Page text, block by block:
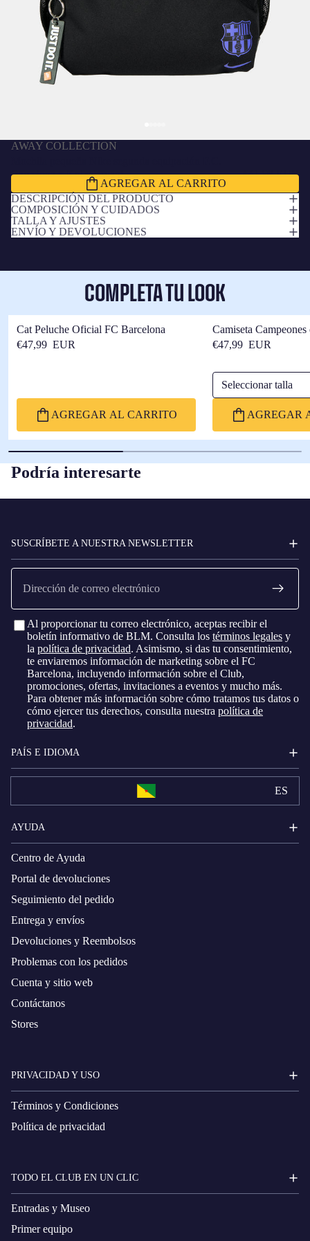
AWAY COLLECTION
Barcelona x Kobe Bryant
€41,99 EUR
AGREGAR AL CARRITO
DESCRIPCIÓN DEL PRODUCTO
COMPOSICIÓN Y CUIDADOS
TALLA Y AJUSTES
ENVÍO Y DEVOLUCIONES
COMPLETA TU LOOK
Cat Peluche Oficial FC Barcelona
€47,99 EUR
AGREGAR AL CARRITO
Camiseta
Barça
€47,99 EUR
Seleccionar talla
AGREGAR
Podría interesarte
SUSCRÍBETE A NUESTRA NEWSLETTER
Correo
electrónico
Al proporcionar tu correo electrónico, aceptas recibir el
boletín informativo de BLM. Consulta los términos legales y
la política de privacidad. Asimismo, si das tu consentimiento,
te enviaremos información de marketing sobre el FC
Barcelona, ​​incluyendo información sobre el Club,
promociones, ofertas, invitaciones a eventos y mucho más.
Para obtener más información sobre cómo tratamos tus datos o
cómo ejercer tus derechos, consulta nuestra política de
privacidad.
PAÍS E IDIOMA
ES
AYUDA
Centro de Ayuda
Portal de devoluciones
Seguimiento del pedido
Entrega y envíos
Devoluciones y Reembolsos
Problemas con los pedidos
Cuenta y sitio web
Contáctanos
Stores
PRIVACIDAD Y USO
Términos y Condiciones
Política de privacidad
TODO EL CLUB EN UN CLIC
Entradas y Museo
Primer equipo